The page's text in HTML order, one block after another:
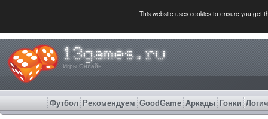
This website uses cookies to ensure you get
Игры Онлайн
Футбол Рекомендуем GoodGame Аркады Гонки